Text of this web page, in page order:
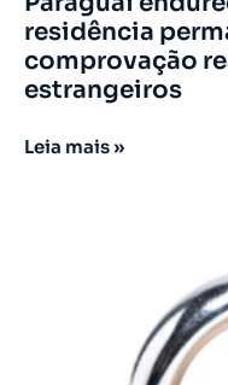
residência
comprovação
estrangeiros
Leia mais »